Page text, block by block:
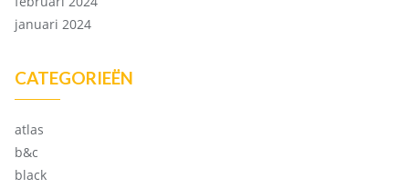
januari 2024
CATEGORIEËN
atlas
b&c
black